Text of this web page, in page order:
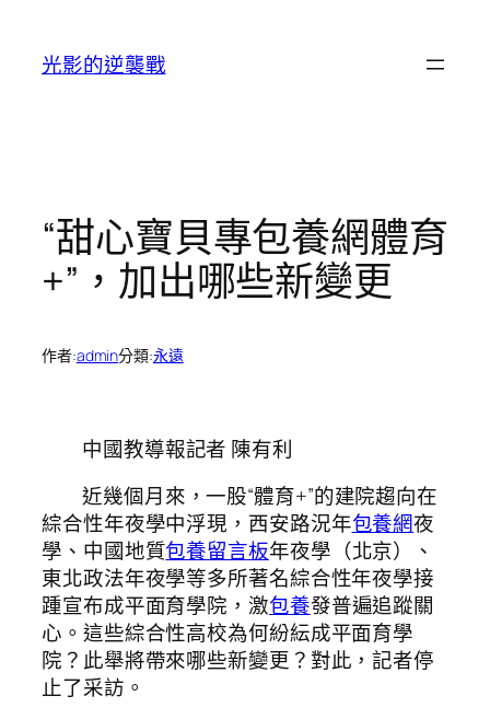
光影的逆襲戰
“甜心寶貝專包養網體育
+”，加出哪些新變更
作者:admin分類:永遠
中國教導報記者 陳有利
近幾個月來，一股“體育+”的建院趨向在
綜合性年夜學中浮現，西安路況年包養網夜
學、中國地質包養留言板年夜學（北京）、
東北政法年夜學等多所著名綜合性年夜學接
踵宣布成平面育學院，激包養發普遍追蹤關
心。這些綜合性高校為何紛紜成平面育學
院？此舉將帶來哪些新變更？對此，記者停
止了采訪。